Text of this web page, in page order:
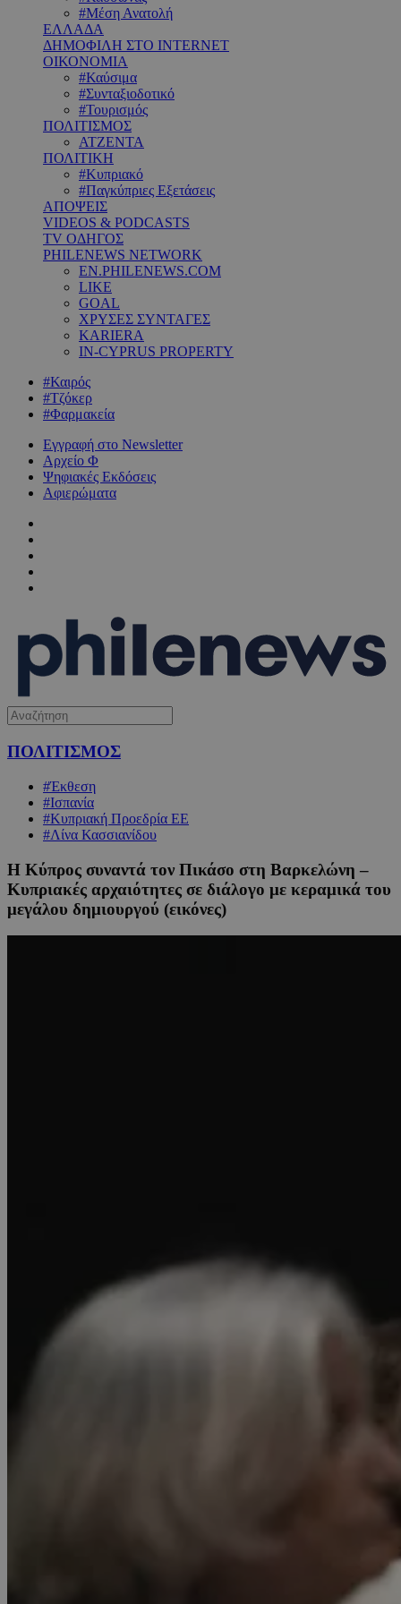
#Μέση Ανατολή
ΕΛΛΑΔΑ
ΔΗΜΟΦΙΛΗ ΣΤΟ INTERNET
ΟΙΚΟΝΟΜΙΑ
#Καύσιμα
#Συνταξιοδοτικό
#Τουρισμός
ΠΟΛΙΤΙΣΜΟΣ
ΑΤΖΕΝΤΑ
ΠΟΛΙΤΙΚΗ
#Κυπριακό
#Παγκύπριες Εξετάσεις
ΑΠΟΨΕΙΣ
VIDEOS & PODCASTS
TV ΟΔΗΓΟΣ
PHILENEWS NETWORK
EN.PHILENEWS.COM
LIKE
GOAL
ΧΡΥΣΕΣ ΣΥΝΤΑΓΕΣ
KARIERA
IN-CYPRUS PROPERTY
#Καιρός
#Τζόκερ
#Φαρμακεία
Εγγραφή στο Newsletter
Αρχείο Φ
Ψηφιακές Εκδόσεις
Αφιερώματα
ΠΟΛΙΤΙΣΜΟΣ
#Έκθεση
#Ισπανία
#Κυπριακή Προεδρία ΕΕ
#Λίνα Κασσιανίδου
Η Κύπρος συναντά τον Πικάσο στη Βαρκελώνη –
Κυπριακές αρχαιότητες σε διάλογο με κεραμικά του
μεγάλου δημιουργού (εικόνες)